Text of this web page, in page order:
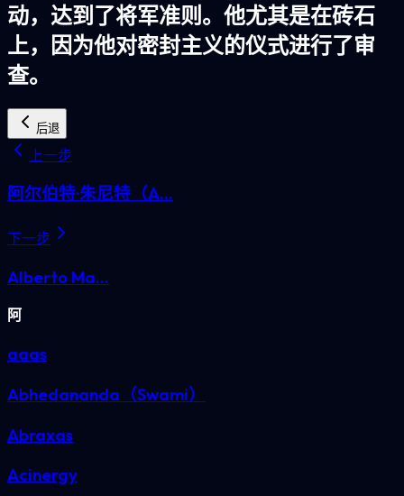
动，达到了将军准则。他尤其是在砖石
上，因为他对密封主义的仪式进行了审
查。
后退
上一步
阿尔伯特·朱尼特（A...
下一步
Alberto Ma...
阿
aaas
Abhedananda（Swami）
Abraxas
Acinergy